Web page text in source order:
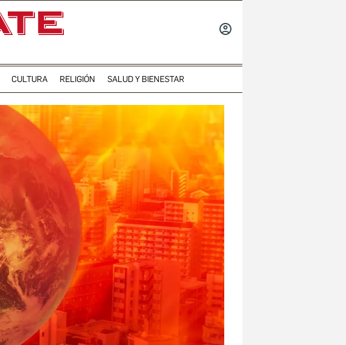
CULTURA RELIGIÓN SALUD Y BIENESTAR